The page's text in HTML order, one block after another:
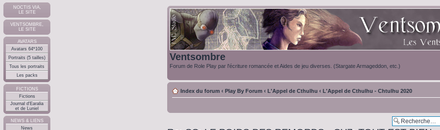
NOCTIS VIA,
LE SITE
VENTSOMBRE,
LE SITE
AVATARS
Avatars 64*100
Portraits (5 tailles)
Tous les portraits
Les packs
FICTIONS
Fictions
Journal d'Earalia
et de Luniel
NEWS & LIENS
News
Ventsombre
Forum de Role Play par l'écriture romancée et Aides de jeu diverses. (Stargate Armageddon, etc.)
Index du forum ‹ Play By Forum ‹ L'Appel de Cthulhu ‹ L'Appel de Cthulhu - Chtulhu 2020